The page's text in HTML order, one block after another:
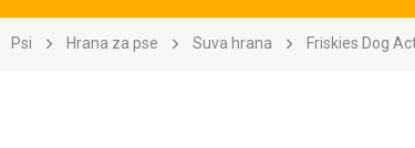
Psi Hrana za pse Suva hrana Friskies Dog